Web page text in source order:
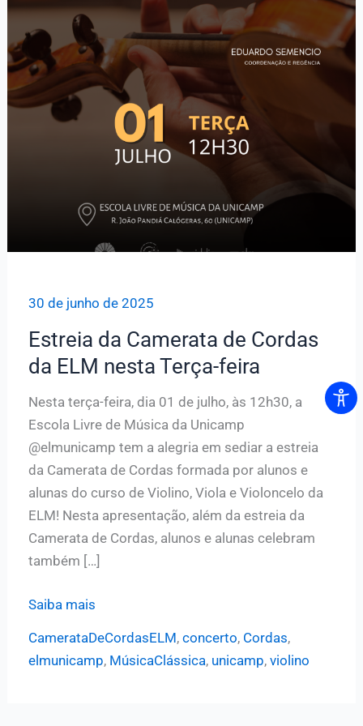
30 de junho de 2025
Estreia da Camerata de Cordas
da ELM nesta Terça-feira
Nesta terça-feira, dia 01 de julho, às 12h30, a
Escola Livre de Música da Unicamp
@elmunicamp tem a alegria em sediar a estreia
da Camerata de Cordas formada por alunos e
alunas do curso de Violino, Viola e Violoncelo da
ELM! Nesta apresentação, além da estreia da
Camerata de Cordas, alunos e alunas celebram
também […]
Estreia
Saiba mais
CamerataDeCordasELM, concerto, Cordas,
elmunicamp, MúsicaClássica, unicamp, violino